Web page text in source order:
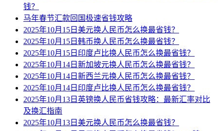
钱？
马年春节汇款回国极速省钱攻略
2025年10月15日美元换人民币怎么换最省钱？
2025年10月15日韩币换人民币怎么换最省钱？
2025年10月15日印度卢比换人民币怎么换最省钱？
2025年10月14日新加坡元换人民币怎么换最省钱？
2025年10月14日新西兰元换人民币怎么换最省钱？
2025年10月14日印度卢比换人民币怎么换最省钱？
2025年10月13日英镑换人民币省钱攻略：最新汇率对比
及换汇指南
2025年10月13日美元换人民币怎么换最省钱？